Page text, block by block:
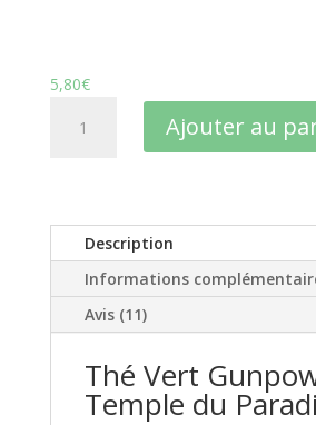
5,80€
Temple
of
Heaven
Thé
Gunpowder
Ajouter au
Description
Informations
Avis (11)
Thé Vert
Temple du